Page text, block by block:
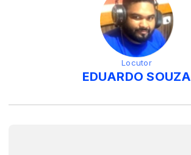
Locutor
EDUARDO SOUZA